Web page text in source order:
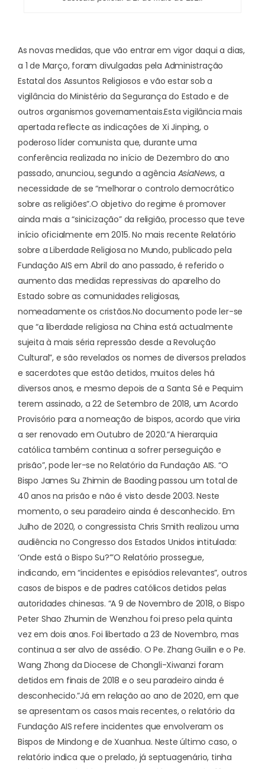
As novas medidas, que vão entrar em vigor daqui a dias,
a 1 de Março, foram divulgadas pela Administração
Estatal dos Assuntos Religiosos e vão estar sob a
vigilância do Ministério da Segurança do Estado e de
outros organismos governamentais.Esta vigilância mais
apertada reflecte as indicações de Xi Jinping, o
poderoso líder comunista que, durante uma
conferência realizada no início de Dezembro do ano
passado, anunciou, segundo a agência AsiaNews, a
necessidade de se “melhorar o controlo democrático
sobre as religiões”.O objetivo do regime é promover
ainda mais a “sinicização” da religião, processo que teve
início oficialmente em 2015. No mais recente Relatório
sobre a Liberdade Religiosa no Mundo, publicado pela
Fundação AIS em Abril do ano passado, é referido o
aumento das medidas repressivas do aparelho do
Estado sobre as comunidades religiosas,
nomeadamente os cristãos.No documento pode ler-se
que “a liberdade religiosa na China está actualmente
sujeita à mais séria repressão desde a Revolução
Cultural”, e são revelados os nomes de diversos prelados
e sacerdotes que estão detidos, muitos deles há
diversos anos, e mesmo depois de a Santa Sé e Pequim
terem assinado, a 22 de Setembro de 2018, um Acordo
Provisório para a nomeação de bispos, acordo que viria
a ser renovado em Outubro de 2020.“A hierarquia
católica também continua a sofrer perseguição e
prisão”, pode ler-se no Relatório da Fundação AIS. “O
Bispo James Su Zhimin de Baoding passou um total de
40 anos na prisão e não é visto desde 2003. Neste
momento, o seu paradeiro ainda é desconhecido. Em
Julho de 2020, o congressista Chris Smith realizou uma
audiência no Congresso dos Estados Unidos intitulada:
‘Onde está o Bispo Su?’”O Relatório prossegue,
indicando, em “incidentes e episódios relevantes”, outros
casos de bispos e de padres católicos detidos pelas
autoridades chinesas. “A 9 de Novembro de 2018, o Bispo
Peter Shao Zhumin de Wenzhou foi preso pela quinta
vez em dois anos. Foi libertado a 23 de Novembro, mas
continua a ser alvo de assédio. O Pe. Zhang Guilin e o Pe.
Wang Zhong da Diocese de Chongli-Xiwanzi foram
detidos em finais de 2018 e o seu paradeiro ainda é
desconhecido.”Já em relação ao ano de 2020, em que
se apresentam os casos mais recentes, o relatório da
Fundação AIS refere incidentes que envolveram os
Bispos de Mindong e de Xuanhua. Neste último caso, o
relatório indica que o prelado, já septuagenário, tinha